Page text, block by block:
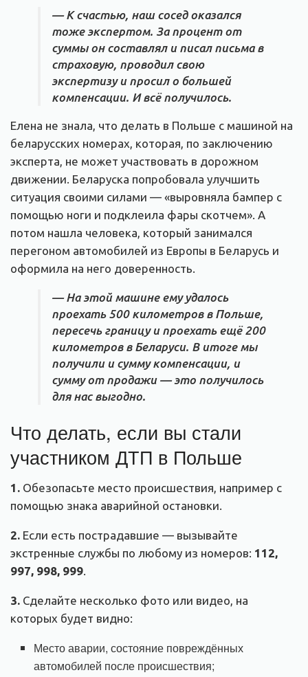
— К счастью, наш сосед оказался
тоже экспертом. За процент от
суммы он составлял и писал письма в
страховую, проводил свою
экспертизу и просил о большей
компенсации. И всё получилось.
Елена не знала, что делать в Польше с машиной на
беларусских номерах, которая, по заключению
эксперта, не может участвовать в дорожном
движении. Беларуска попробовала улучшить
ситуация своими силами — «выровняла бампер с
помощью ноги и подклеила фары скотчем». А
потом нашла человека, который занимался
перегоном автомобилей из Европы в Беларусь и
оформила на него доверенность.
— На этой машине ему удалось
проехать 500 километров в Польше,
пересечь границу и проехать ещё 200
километров в Беларуси. В итоге мы
получили и сумму компенсации, и
сумму от продажи — это получилось
для нас выгодно.
Что делать, если вы стали
участником ДТП в Польше
1. Обезопасьте место происшествия, например с
помощью знака аварийной остановки.
2. Если есть пострадавшие — вызывайте
экстренные службы по любому из номеров: 112,
997, 998, 999
3. Сделайте несколько фото или видео, на
которых будет видно:
Место аварии, состояние повреждённых
автомобилей после происшествия;